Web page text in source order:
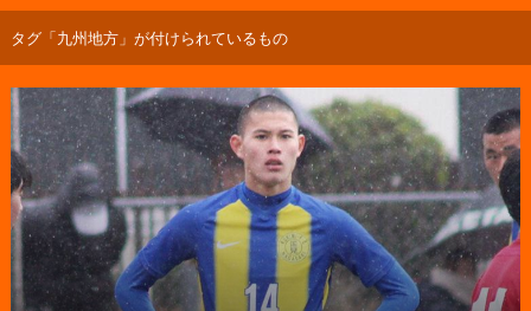
タグ「九州地方」が付けられているもの